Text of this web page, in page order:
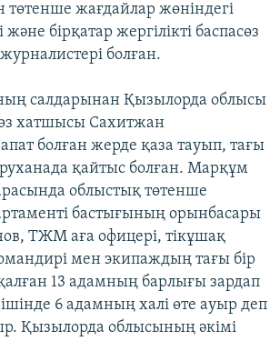
жағдайлар жөніндегі
бірқатар жергілікті баспасөз
болған.
салдарынан Қызылорда облысы
хатшысы Сахитжан
болған жерде қаза тауып, тағы
қайтыс болған. Марқұм
облыстық төтенше
бастығының орынбасары
ТЖМ аға офицері, тікұшақ
мен экипаждың тағы бір
13 адамның барлығы зардап
6 адамның халі өте ауыр деп
Қызылорда облысының әкімі